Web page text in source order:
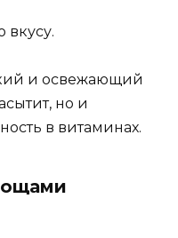
вкусу.
и освежающий
но и
в витаминах.